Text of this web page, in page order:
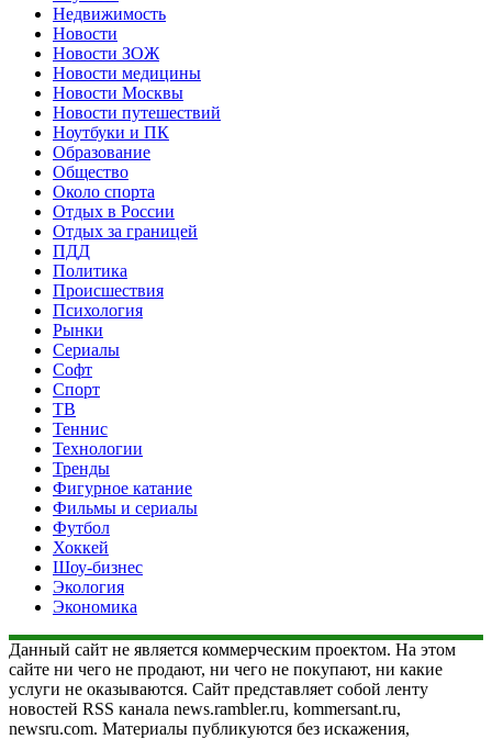
Недвижимость
Новости
Новости ЗОЖ
Новости медицины
Новости Москвы
Новости путешествий
Ноутбуки и ПК
Образование
Общество
Около спорта
Отдых в России
Отдых за границей
ПДД
Политика
Происшествия
Психология
Рынки
Сериалы
Софт
Спорт
ТВ
Теннис
Технологии
Тренды
Фигурное катание
Фильмы и сериалы
Футбол
Хоккей
Шоу-бизнес
Экология
Экономика
Данный сайт не является коммерческим проектом. На этом
сайте ни чего не продают, ни чего не покупают, ни какие
услуги не оказываются. Сайт представляет собой ленту
новостей RSS канала news.rambler.ru, kommersant.ru,
newsru.com. Материалы публикуются без искажения,